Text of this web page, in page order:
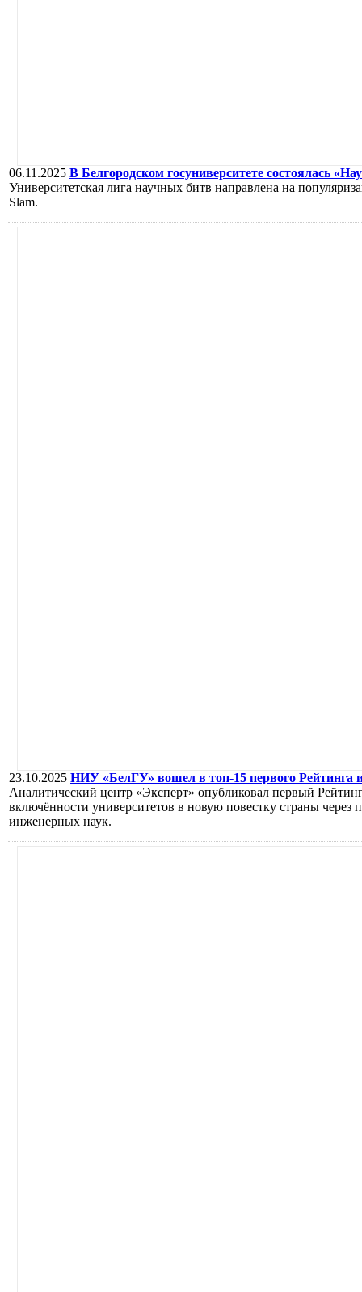
06.11.2025 В Белгородском госуниверситете состоялась
Университетская лига научных битв направлена на
Slam.
23.10.2025 НИУ «БелГУ» вошел в топ-15 первого Рейтинга
Аналитический центр «Эксперт» опубликовал первый
включённости университетов в новую повестку страны
инженерных наук.